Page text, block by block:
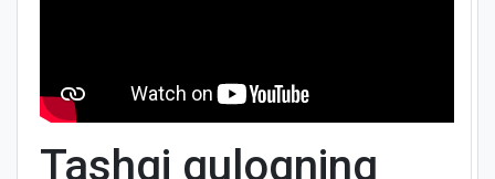
Tashqi quloqning